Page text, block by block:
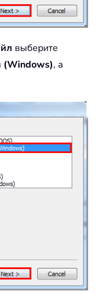
выберите
(Windows), а